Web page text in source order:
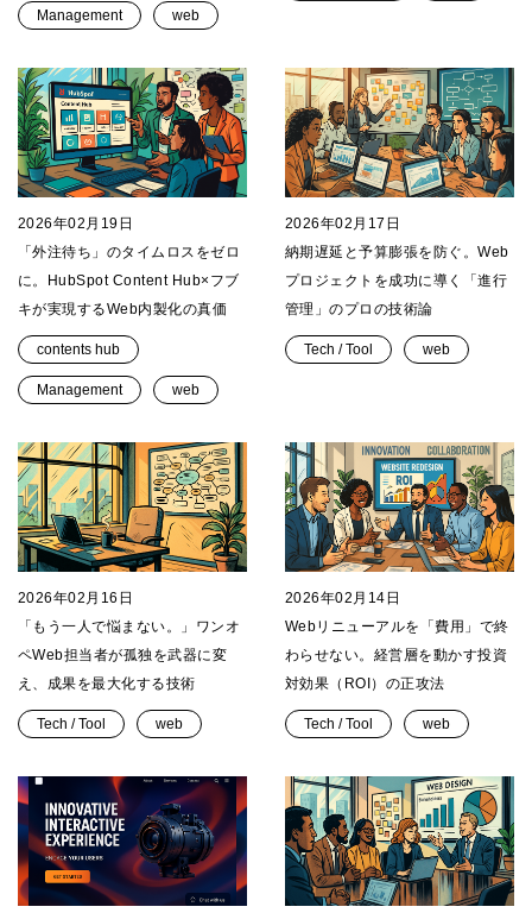
Management web
2026年02月19日
「外注待ち」のタイムロスをゼロ
に。HubSpot Content Hub×フブ
キが実現するWeb内製化の真価
contents hub
Management web
2026年02月17日
納期遅延と予算膨張を防ぐ。Web
プロジェクトを成功に導く「進行
管理」のプロの技術論
Tech / Tool web
2026年02月16日
「もう一人で悩まない。」ワンオ
ペWeb担当者が孤独を武器に変
え、成果を最大化する技術
Tech / Tool web
2026年02月14日
Webリニューアルを「費用」で終
わらせない。経営層を動かす投資
対効果（ROI）の正攻法
Tech / Tool web